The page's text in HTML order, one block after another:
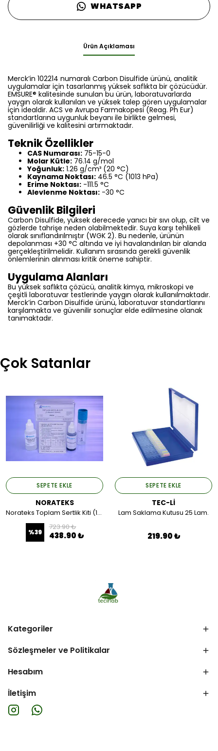
WHATSAPP
Ürün Açıklaması
Merck’in 102214 numaralı Carbon Disulfide ürünü, analitik
uygulamalar için tasarlanmış yüksek saflıkta bir çözücüdür.
EMSURE® kalitesinde sunulan bu ürün, laboratuvarlarda
yaygın olarak kullanılan ve yüksek talep gören uygulamalar
için idealdir. ACS ve Avrupa Farmakopesi (Reag. Ph Eur)
standartlarına uygunluk beyanı ile birlikte gelmesi,
güvenilirliği ve kalitesini artırmaktadır.
Teknik Özellikler
CAS Numarası: 75-15-0
Molar Kütle: 76.14 g/mol
Yoğunluk: 1.26 g/cm³ (20 °C)
Kaynama Noktası: 46.5 °C (1013 hPa)
Erime Noktası: -111.5 °C
Alevlenme Noktası: -30 °C
Güvenlik Bilgileri
Carbon Disulfide, yüksek derecede yanıcı bir sıvı olup, cilt ve
gözlerde tahrişe neden olabilmektedir. Suya karşı tehlikeli
olarak sınıflandırılmıştır (WGK 2). Bu nedenle, ürünün
depolanması +30 °C altında ve iyi havalandırılan bir alanda
gerçekleştirilmelidir. Kullanım sırasında gerekli güvenlik
önlemlerinin alınması kritik öneme sahiptir.
Uygulama Alanları
Bu yüksek saflıkta çözücü, analitik kimya, mikroskopi ve
çeşitli laboratuvar testlerinde yaygın olarak kullanılmaktadır.
Merck’in Carbon Disulfide ürünü, laboratuvar standartlarını
karşılamakta ve güvenilir sonuçlar elde edilmesine olanak
tanımaktadır.
Çok Satanlar
SEPETE EKLE
NORATEKS
Norateks Toplam Sertlik Kiti (1damla=1Alman).
%39
723.90 ₺
438.90 ₺
SEPETE EKLE
TEC-Lİ
Lam Saklama Kutusu 25 Lam.
219.90 ₺
Kategoriler
Sözleşmeler ve Politikalar
Hesabım
İletişim